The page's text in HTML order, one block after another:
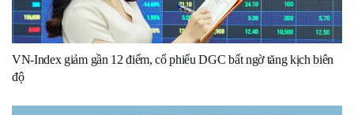
VN-Index giảm gần 12 điểm, cổ phiếu DGC bất ngờ tăng kịch biên
độ